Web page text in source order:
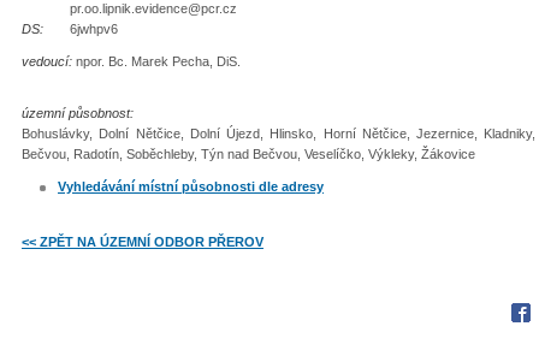
pr.oo.lipnik.evidence@pcr.cz
DS:
6jwhpv6
vedoucí: npor. Bc. Marek Pecha, DiS.
územní působnost:
Bohuslávky, Dolní Nětčice, Dolní Újezd, Hlinsko, Horní Nětčice, Jezernice,
Bečvou, Radotín, Soběchleby, Týn nad Bečvou, Veselíčko, Výkleky, Žákovice
Vyhledávání místní působnosti dle adresy
<< ZPĚT NA ÚZEMNÍ ODBOR PŘEROV